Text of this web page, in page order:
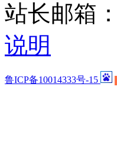
站长邮箱：
说明
鲁ICP备10014333号-15